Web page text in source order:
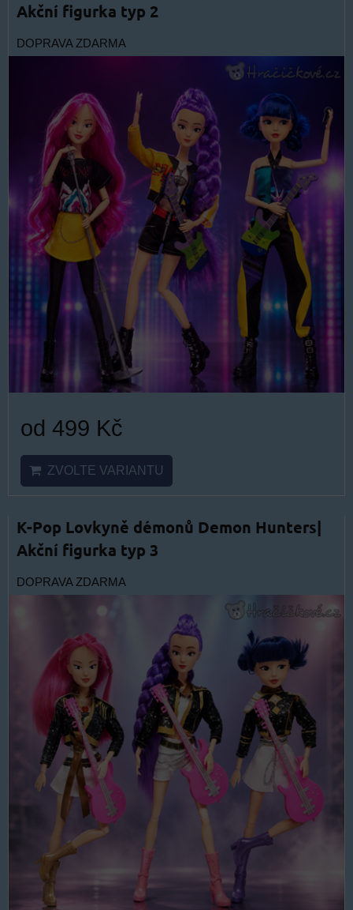
Akční figurka typ 2
DOPRAVA ZDARMA
od 499 Kč
ZVOLTE VARIANTU
K-Pop Lovkyně démonů Demon Hunters|
Akční figurka typ 3
DOPRAVA ZDARMA